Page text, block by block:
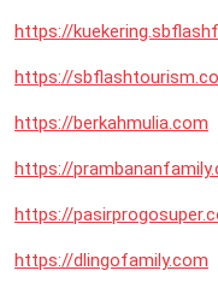
https://
https://
https://berkahmulia.com
https://
https://
https://dlingofamily.com